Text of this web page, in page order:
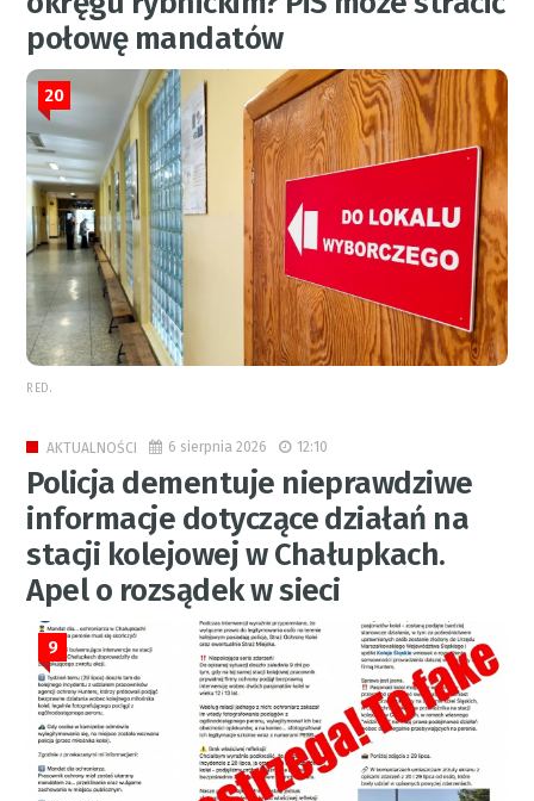
połowę mandatów
20
RED.
AKTUALNOŚCI 6 sierpnia 2026 12:10
Policja dementuje nieprawdziwe
informacje dotyczące działań na
stacji kolejowej w Chałupkach.
Apel o rozsądek w sieci
9